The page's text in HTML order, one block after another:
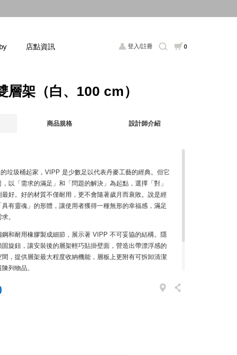
登入/註冊 0
店點資訊
層架（白、100 cm）
商品規格 設計師介紹
垃圾桶起家，VIPP 是少數足以代表丹麥工藝的經典。但它
以「需求的滿足」和「問題的解決」為起點，選擇「對」
好。好的材質不僅耐用，更不會隨著歲月而衰敗。說是經
有靈魂」的形體，讓使用者獲得一種無形的幸福感，滿足
。
和耐用橡膠製成細節，展示著 VIPP 不可妥協的結構。隱
旋鈕，讓安裝後的層架輕巧貼掛壁面，營造出帶漂浮感的
，提供層架最大程度收納機能，層板上更附有可拆卸清潔
列物品。
者著想的精心考量，VIPP 將耐久性的素材、功能合而為一，
它最精緻獨到的原因。